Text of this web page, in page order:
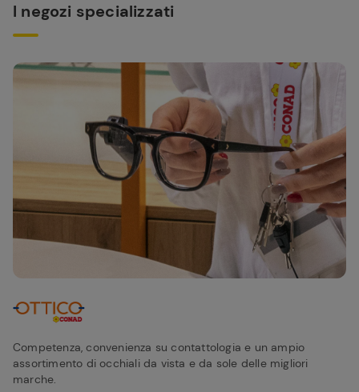
I negozi specializzati
Competenza, convenienza su contattologia e un ampio
assortimento di occhiali da vista e da sole delle migliori
marche.